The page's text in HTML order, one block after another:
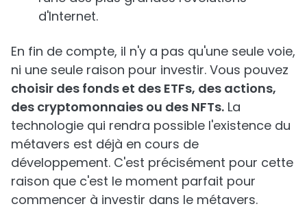
d'Internet.
En fin de compte, il n'y a pas qu'une seule voie,
ni une seule raison pour investir. Vous pouvez
choisir des fonds et des ETFs, des actions,
des cryptomonnaies ou des NFTs. La
technologie qui rendra possible l'existence du
métavers est déjà en cours de
développement. C'est précisément pour cette
raison que c'est le moment parfait pour
commencer à investir dans le métavers.